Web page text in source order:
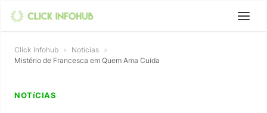
Click Infohub » Notícias »
Mistério de Francesca em Quem Ama Cuida
NOTíCIAS